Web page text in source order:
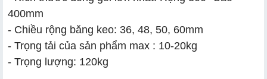
400mm
- Chiều rộng băng keo: 36, 48, 50, 60mm
- Trọng tải của sản phẩm max : 10-20kg
- Trọng lượng: 120kg